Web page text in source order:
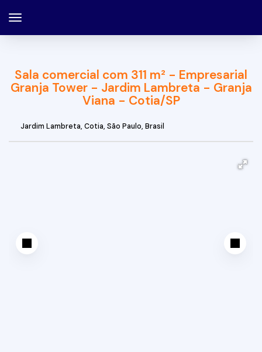
Sala comercial com 311 m² - Empresarial
Granja Tower - Jardim Lambreta - Granja
Viana - Cotia/SP
Jardim Lambreta, Cotia, São Paulo, Brasil